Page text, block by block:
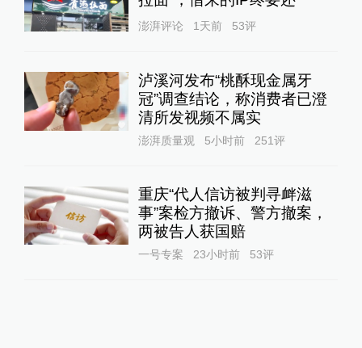
澎湃评论 1天前 53评
泸溪河发布“桃酥现金属牙
冠”调查结论，称消费者已澄
清所发视频不属实
澎湃质量观 5小时前 251评
重庆“代人信访被判寻衅滋
事”案检方撤诉、警方撤案，
两被告人获国赔
一号专案 23小时前 53评